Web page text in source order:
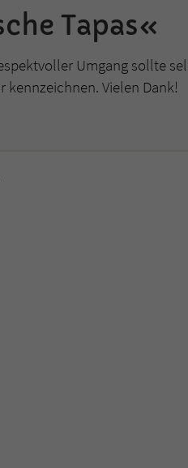
Tapas«
Umgang sollte
Vielen Dank!